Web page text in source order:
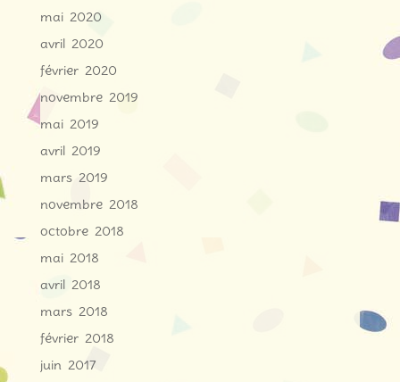
mai 2020
avril 2020
février 2020
novembre 2019
mai 2019
avril 2019
mars 2019
novembre 2018
octobre 2018
mai 2018
avril 2018
mars 2018
février 2018
juin 2017